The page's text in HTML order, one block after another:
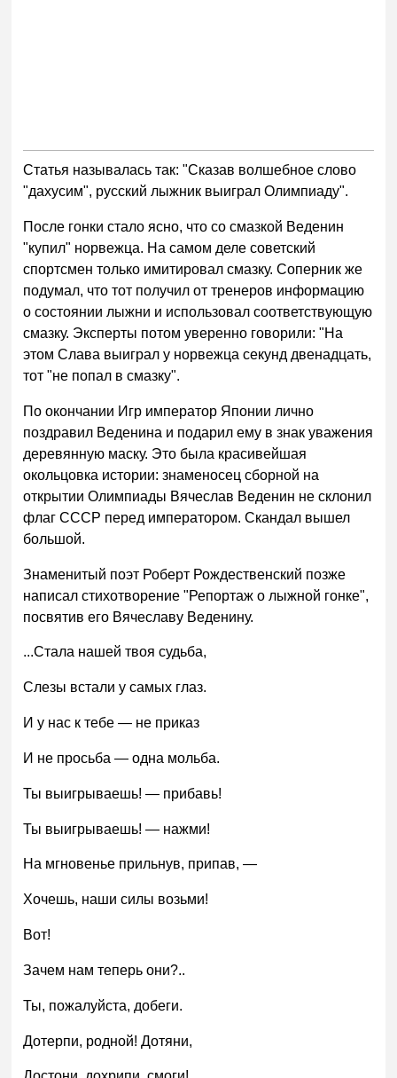
Статья называлась так: "Сказав волшебное слово
"дахусим", русский лыжник выиграл Олимпиаду".
После гонки стало ясно, что со смазкой Веденин
"купил" норвежца. На самом деле советский
спортсмен только имитировал смазку. Соперник же
подумал, что тот получил от тренеров информацию
о состоянии лыжни и использовал соответствующую
смазку. Эксперты потом уверенно говорили: "На
этом Слава выиграл у норвежца секунд двенадцать,
тот "не попал в смазку".
По окончании Игр император Японии лично
поздравил Веденина и подарил ему в знак уважения
деревянную маску. Это была красивейшая
окольцовка истории: знаменосец сборной на
открытии Олимпиады Вячеслав Веденин не склонил
флаг СССР перед императором. Скандал вышел
большой.
Знаменитый поэт Роберт Рождественский позже
написал стихотворение "Репортаж о лыжной гонке",
посвятив его Вячеславу Веденину.
...Стала нашей твоя судьба,
Слезы встали у самых глаз.
И у нас к тебе — не приказ
И не просьба — одна мольба.
Ты выигрываешь! — прибавь!
Ты выигрываешь! — нажми!
На мгновенье прильнув, припав, —
Хочешь, наши силы возьми!
Вот!
Зачем нам теперь они?..
Ты, пожалуйста, добеги.
Дотерпи, родной! Дотяни,